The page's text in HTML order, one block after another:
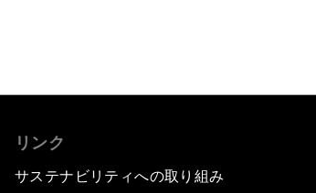
リンク
サステナビリティへの取り組み